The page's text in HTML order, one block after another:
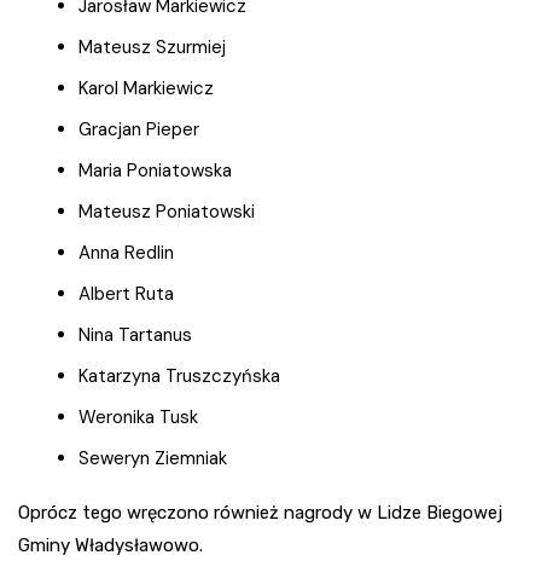
Jarosław Markiewicz
Mateusz Szurmiej
Karol Markiewicz
Gracjan Pieper
Maria Poniatowska
Mateusz Poniatowski
Anna Redlin
Albert Ruta
Nina Tartanus
Katarzyna Truszczyńska
Weronika Tusk
Seweryn Ziemniak
Oprócz tego wręczono również nagrody w Lidze Biegowej
Gminy Władysławowo.